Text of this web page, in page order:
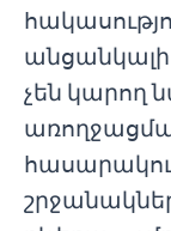
չեն կարող